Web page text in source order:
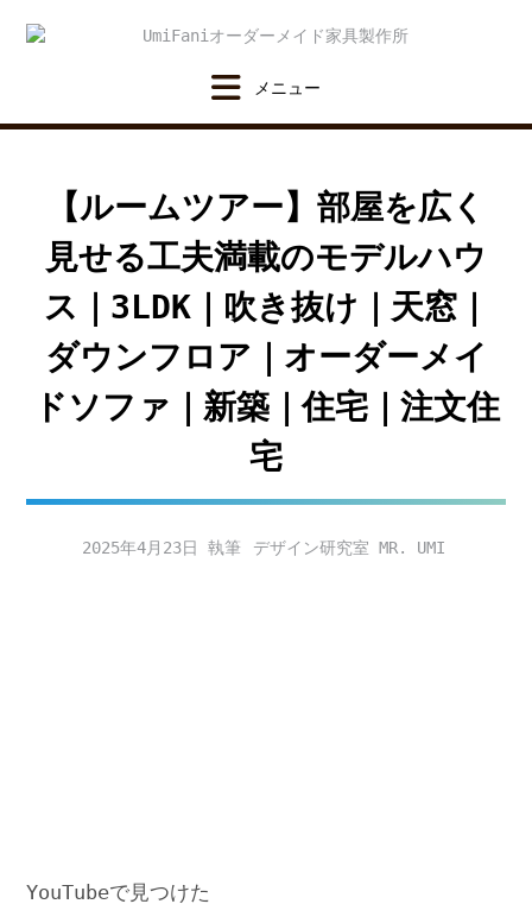
【ルームツアー】部屋を広く
見せる工夫満載のモデルハウ
ス｜3LDK｜吹き抜け｜天窓｜
ダウンフロア｜オーダーメイ
ドソファ｜新築｜住宅｜注文住
宅
2025年4月23日 デザイン研究室 MR. UMI
YouTubeで見つけた